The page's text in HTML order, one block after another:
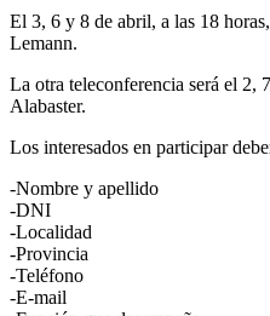
El 3, 6 y 8 de abril, a las 18
Lemann.
La otra teleconferencia será el 2,
Alabaster.
Los interesados en participar
-Nombre y apellido
-DNI
-Localidad
-Provincia
-Teléfono
-E-mail